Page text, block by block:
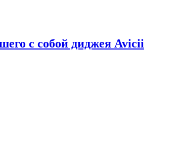
с собой диджея Avicii